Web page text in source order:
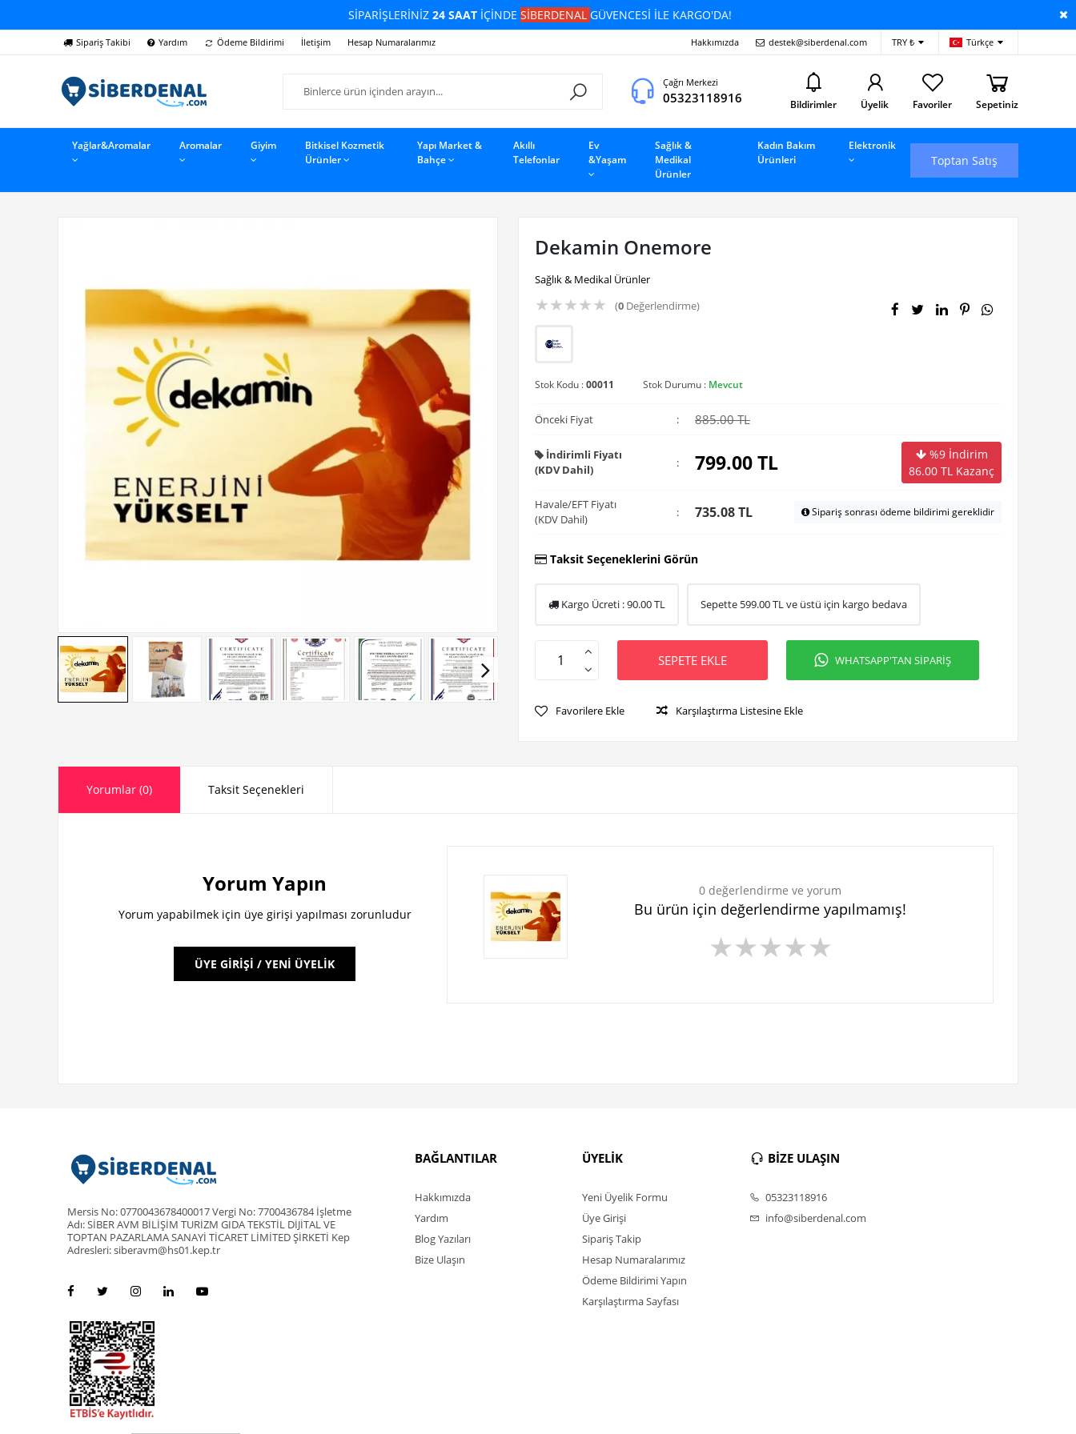
SİPARİŞLERİNİZ 24 SAATİÇİNDE SİBERDENAL GÜVENCESİ İLE KARGO'DA!
Sipariş Takibi Yardım Ödeme Bildirimi İletişim Hesap Numaralarımız Hakkımızda destek@siberdenal.com TRY ₺ Türkçe
Çağrı Merkezi
05323118916 Bildirimler Üyelik Favoriler Sepetiniz
Yağlar&Aromalar Aromalar Giyim
Bitkisel Kozmetik
Ürünler
Yapı Market &
Bahçe
Akıllı
Telefonlar
Ev
&Yaşam
Sağlık &
Medikal
Ürünler
Kadın Bakım
Ürünleri
Elektronik
Toptan Satış
Dekamin Onemore
Sağlık & Medikal Ürünler
★★★★★ (0 Değerlendirme)
Stok Kodu :00011 Stok Durumu : Mevcut
Önceki Fiyat : 885.00 TL
İndirimli Fiyatı
(KDV Dahil)
: 799.00TL
%9 İndirim
86.00 TL Kazanç
Havale/EFT Fiyatı
(KDV Dahil)
: 735.08 TL Sipariş sonrası ödeme bildirimi gereklidir
Taksit Seçeneklerini Görün
Kargo Ücreti :90.00TL Sepette 599.00TL ve üstü için kargo bedava
SEPETE EKLE WHATSAPP'TAN SİPARİŞ
Favorilere Ekle Karşılaştırma Listesine Ekle
Yorumlar (0) Taksit Seçenekleri
Yorum Yapın
Yorum yapabilmek için üye girişi yapılması zorunludur
ÜYE GİRİŞİ / YENİ ÜYELİK
0 değerlendirme ve yorum
Bu ürün için değerlendirme yapılmamış!
★★★★★
Mersis No: 0770043678400017 Vergi No: 7700436784 İşletme
Adı: SİBER AVM BİLİŞİM TURİZM GIDA TEKSTİL DİJİTAL VE
TOPTAN PAZARLAMA SANAYİ TİCARET LİMİTED ŞİRKETİ Kep
Adresleri: siberavm@hs01.kep.tr
BAĞLANTILAR
Hakkımızda
Yardım
Blog Yazıları
Bize Ulaşın
ÜYELİK
Yeni Üyelik Formu
Üye Girişi
Sipariş Takip
Hesap Numaralarımız
Ödeme Bildirimi Yapın
Karşılaştırma Sayfası
BİZE ULAŞIN
05323118916
info@siberdenal.com